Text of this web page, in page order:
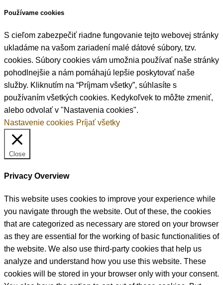
Používame cookies
S cieľom zabezpečiť riadne fungovanie tejto webovej stránky
ukladáme na vašom zariadení malé dátové súbory, tzv.
cookies. Súbory cookies vám umožnia používať naše stránky
pohodlnejšie a nám pomáhajú lepšie poskytovať naše
služby. Kliknutím na “Príjmam všetky”, súhlasíte s
používaním všetkých cookies. Kedykoľvek to môžte zmeniť,
alebo odvolať v "Nastavenia cookies".
Nastavenie cookies Príjať všetky
Close
Privacy Overview
This website uses cookies to improve your experience while
you navigate through the website. Out of these, the cookies
that are categorized as necessary are stored on your browser
as they are essential for the working of basic functionalities of
the website. We also use third-party cookies that help us
analyze and understand how you use this website. These
cookies will be stored in your browser only with your consent.